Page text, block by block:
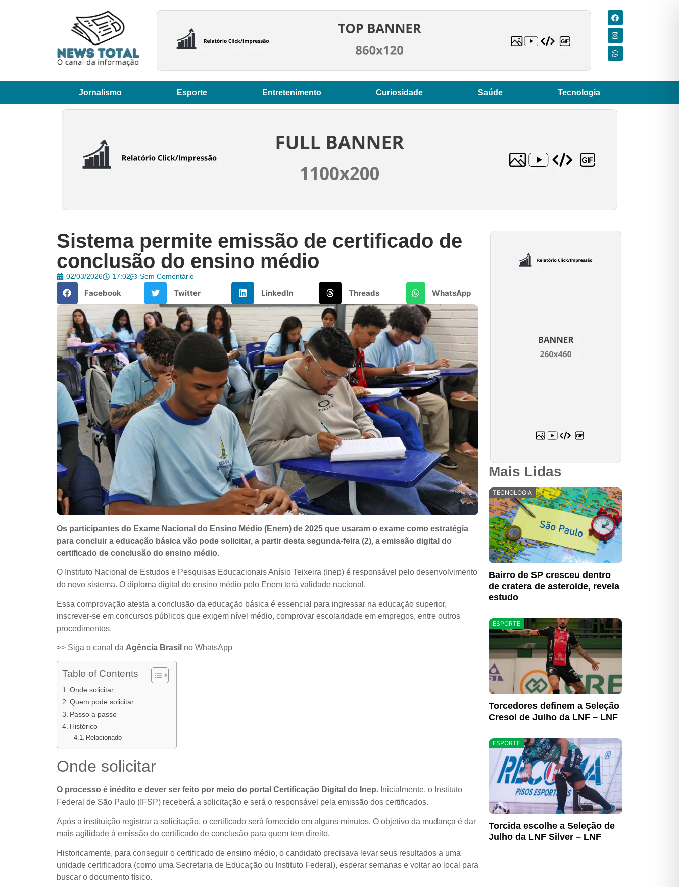
Jornalismo Esporte Entretenimento Curiosidade Saúde Tecnologia
Sistema permite emissão de certificado de
conclusão do ensino médio
02/03/2026 17:02 Sem Comentário
Facebook Twitter LinkedIn Threads WhatsApp
Os participantes do Exame Nacional do Ensino Médio (Enem) de 2025 que usaram o exame como estratégia
para concluir a educação básica vão pode solicitar, a partir desta segunda-feira (2), a emissão digital do
certificado de conclusão do ensino médio.
O Instituto Nacional de Estudos e Pesquisas Educacionais Anísio Teixeira (Inep) é responsável pelo desenvolvimento
do novo sistema. O diploma digital do ensino médio pelo Enem terá validade nacional.
Essa comprovação atesta a conclusão da educação básica é essencial para ingressar na educação superior,
inscrever-se em concursos públicos que exigem nível médio, comprovar escolaridade em empregos, entre outros
procedimentos.
>> Siga o canal da Agência Brasil no WhatsApp
Table of Contents
Onde solicitar
Quem pode solicitar
Passo a passo
Histórico
Relacionado
Onde solicitar
O processo é inédito e dever ser feito por meio do portal Certificação Digital do Inep. Inicialmente, o Instituto
Federal de São Paulo (IFSP) receberá a solicitação e será o responsável pela emissão dos certificados.
Após a instituição registrar a solicitação, o certificado será fornecido em alguns minutos. O objetivo da mudança é dar
mais agilidade à emissão do certificado de conclusão para quem tem direito.
Historicamente, para conseguir o certificado de ensino médio, o candidato precisava levar seus resultados a uma
unidade certificadora (como uma Secretaria de Educação ou Instituto Federal), esperar semanas e voltar ao local para
buscar o documento físico.
Mais Lidas
TECNOLOGIA
Bairro de SP cresceu dentro
de cratera de asteroide, revela
estudo
ESPORTE
Torcedores definem a Seleção
Cresol de Julho da LNF – LNF
ESPORTE
Torcida escolhe a Seleção de
Julho da LNF Silver – LNF